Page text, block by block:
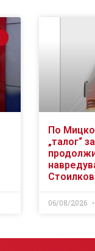
По
„талог“
06/08/2026